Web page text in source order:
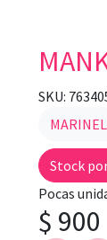
SKU:
Stock
Pocas
$ 900